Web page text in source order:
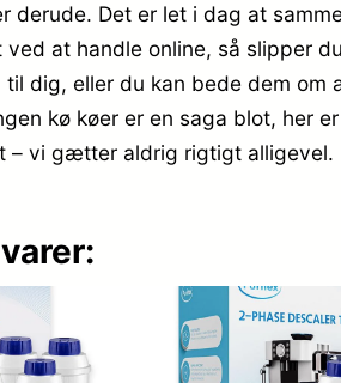
derude. Det er let i dag at
at handle online, så slipper
til dig, eller du kan bede dem
kø køer er en saga blot, her
– vi gætter aldrig rigtigt alligevel.